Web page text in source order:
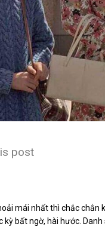
post
mái nhất thì chắc
bất ngờ, hài hước. Danh